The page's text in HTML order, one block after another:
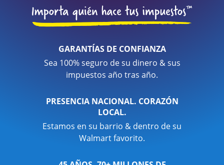
GARANTÍAS DE CONFIANZA
Sea 100% seguro de su dinero & sus
impuestos año tras año.
PRESENCIA NACIONAL. CORAZÓN
LOCAL.
Estamos en su barrio & dentro de su
Walmart favorito.